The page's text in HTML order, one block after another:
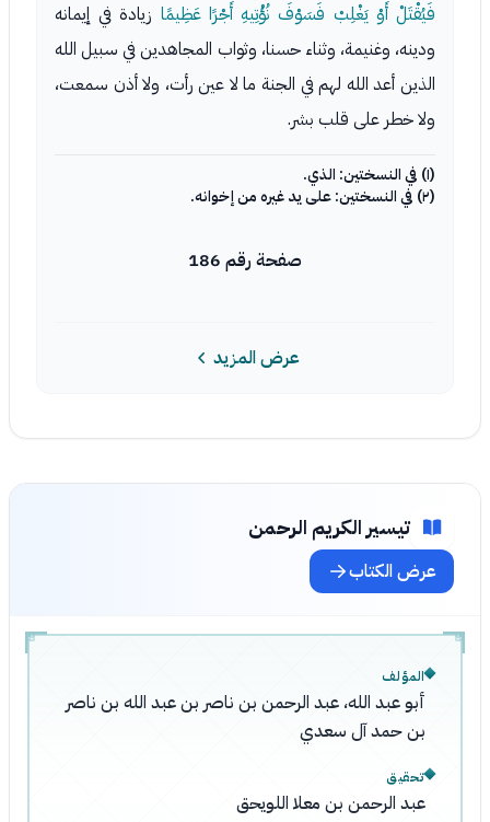
فَيُقْتَلْ أَوْ يَغْلِبْ فَسَوْفَ نُؤْتِيهِ أَجْرًا عَظِيمًا زيادة في إيمانه
ودينه، وغنيمة، وثناء حسنا، وثواب المجاهدين في سبيل الله
الذين أعد الله لهم في الجنة ما لا عين رأت، ولا أذن سمعت،
ولا خطر على قلب بشر.
(١) في النسختين: الذي.
(٢) في النسختين: على يد غيره من إخوانه.
صفحة رقم 186
عرض المزيد
تيسير الكريم الرحمن
عرض الكتاب
المؤلف
أبو عبد الله، عبد الرحمن بن ناصر بن عبد الله بن ناصر
بن حمد آل سعدي
تحقيق
عبد الرحمن بن معلا اللويحق